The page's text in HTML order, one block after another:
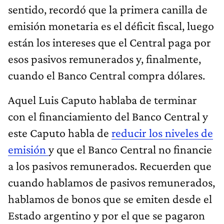
sentido, recordó que la primera canilla de
emisión monetaria es el déficit fiscal, luego
están los intereses que el Central paga por
esos pasivos remunerados y, finalmente,
cuando el Banco Central compra dólares.
Aquel Luis Caputo hablaba de terminar
con el financiamiento del Banco Central y
este Caputo habla de reducir los niveles de
emisión y que el Banco Central no financie
a los pasivos remunerados. Recuerden que
cuando hablamos de pasivos remunerados,
hablamos de bonos que se emiten desde el
Estado argentino y por el que se pagaron